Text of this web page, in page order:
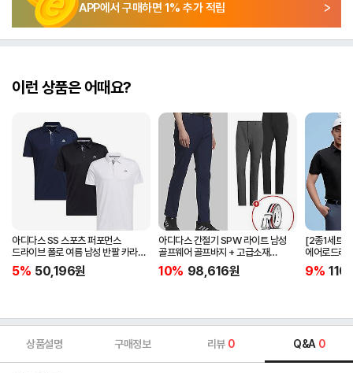
APP에서 구매하면 1% 추가 적립
이런 상품은 어때요?
아디다스 SS 스포츠 퍼포먼스
드라이브 폴로 여름 남성 반팔 카라
티셔츠 IA5447 IA5448 IA5446
5% 50,196원
아디다스 간절기 SPW 라이트 남성
골프웨어 골프바지 + 고급소재
삼선패턴 골프벨트 세트
10% 98,616원
[2종1세트]
에어로드라
남자 골프
JG1313
9%
상품설명 구매정보 리뷰 0 Q&A 0